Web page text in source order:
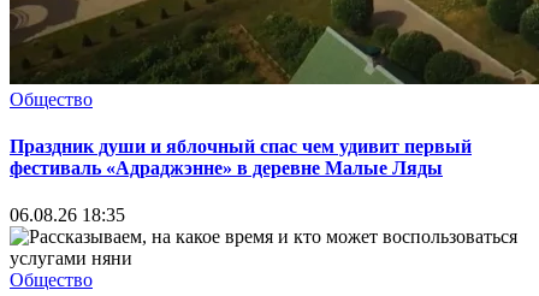
Общество
Праздник души и яблочный спас чем удивит первый
фестиваль «Адраджэнне» в деревне Малые Ляды
06.08.26 18:35
Общество